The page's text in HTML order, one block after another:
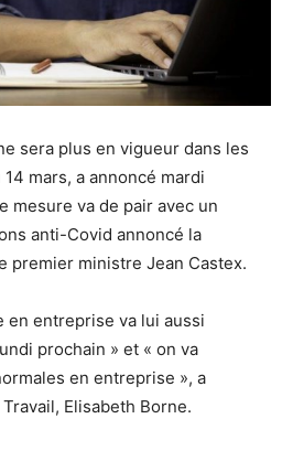
sera plus en vigueur dans les
mars, a annoncé mardi
mesure va de pair avec un
anti-Covid annoncé la
premier ministre Jean Castex.
en entreprise va lui aussi
prochain » et « on va
en entreprise », a
Elisabeth Borne.